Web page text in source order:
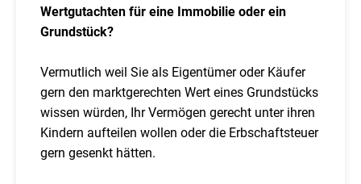
Wertgutachten für eine Immobilie oder ein
Grundstück?
Vermutlich weil Sie als Eigentümer oder Käufer
gern den marktgerechten Wert eines Grundstücks
wissen würden, Ihr Vermögen gerecht unter ihren
Kindern aufteilen wollen oder die Erbschaftsteuer
gern gesenkt hätten.